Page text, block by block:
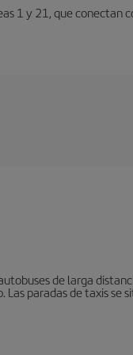
1 y 21, que conectan
de larga
paradas de taxis se